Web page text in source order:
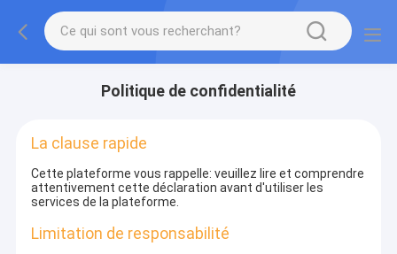
Politique de confidentialité
La clause rapide
Cette plateforme vous rappelle: veuillez lire et comprendre
attentivement cette déclaration avant d'utiliser les
services de la plateforme.
Limitation de responsabilité